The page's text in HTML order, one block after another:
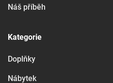
Náš příběh
Kategorie
Doplňky
Nábytek